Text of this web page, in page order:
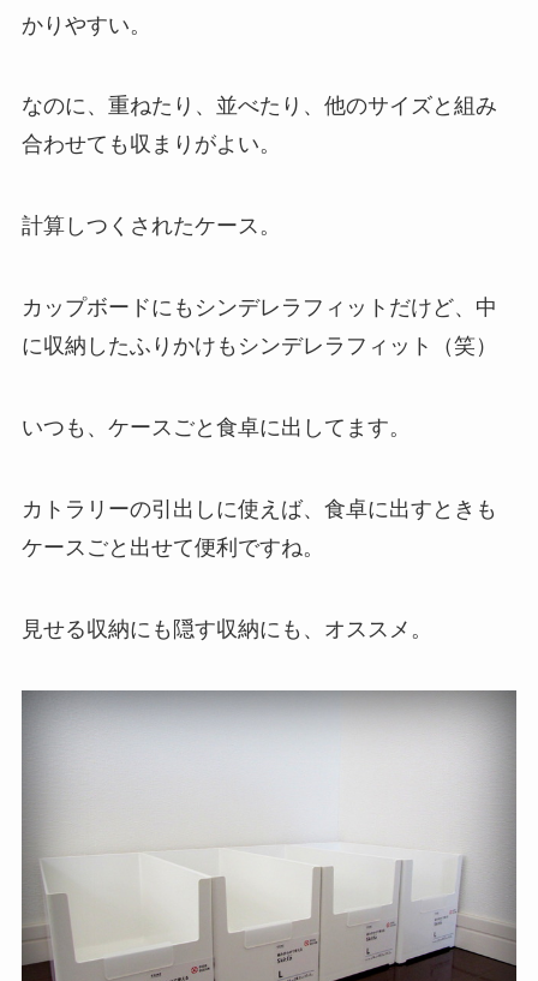
かりやすい。
なのに、重ねたり、並べたり、他のサイズと組み
合わせても収まりがよい。
計算しつくされたケース。
カップボードにもシンデレラフィットだけど、中
に収納したふりかけもシンデレラフィット（笑）
いつも、ケースごと食卓に出してます。
カトラリーの引出しに使えば、食卓に出すときも
ケースごと出せて便利ですね。
見せる収納にも隠す収納にも、オススメ。